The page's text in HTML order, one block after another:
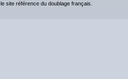
, le site référence du doublage français.